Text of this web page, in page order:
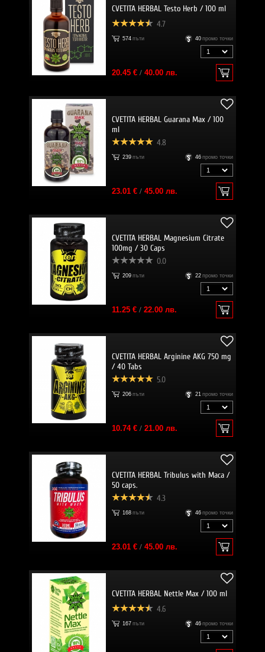
CVETITA HERBAL Testo Herb / 100 ml
4.7
574 пъти 40 промо точки
20.45 €/ 40.00 лв.
CVETITA HERBAL Guarana Max / 100
ml
4.8
239 пъти 46 промо точки
23.01 €/ 45.00 лв.
CVETITA HERBAL Magnesium Citrate
100mg / 30 Caps
0.0
209 пъти 22 промо точки
11.25 €/ 22.00 лв.
CVETITA HERBAL Arginine AKG 750 mg
/ 40 Tabs
5.0
206 пъти 21 промо точки
10.74 €/ 21.00 лв.
CVETITA HERBAL Tribulus with Maca /
50 caps.
4.3
168 пъти 46 промо точки
23.01 €/ 45.00 лв.
CVETITA HERBAL Nettle Max / 100 ml
4.6
167 пъти 46 промо точки